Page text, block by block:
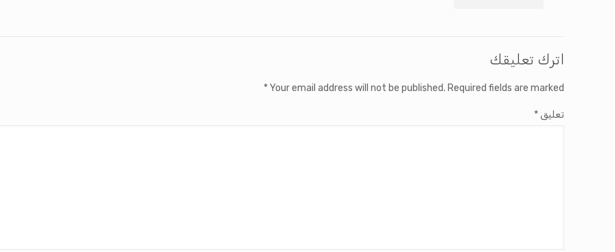
اترك تعليقك
Your email address will not be published. Required fields are marked
*
تعليق *